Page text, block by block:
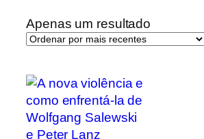
Apenas um resultado